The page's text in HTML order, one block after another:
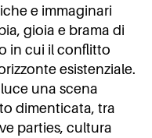
e immaginari
gioia e brama di
in cui il conflitto
esistenziale.
una scena
dimenticata, tra
parties, cultura